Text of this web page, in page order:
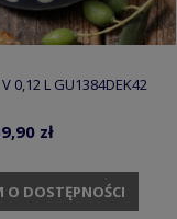
0,12 L GU1384DEK42
zł
DOSTĘPNOŚCI